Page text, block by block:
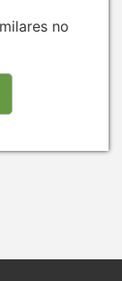
no